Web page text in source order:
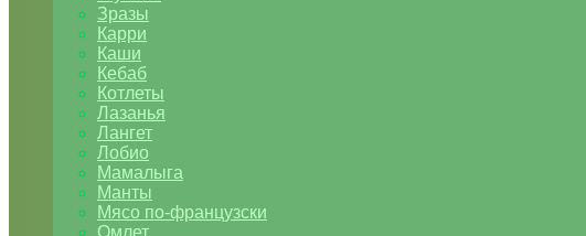
Зразы
Карри
Каши
Кебаб
Котлеты
Лазанья
Лангет
Лобио
Мамалыга
Манты
Мясо по-французски
Омлет